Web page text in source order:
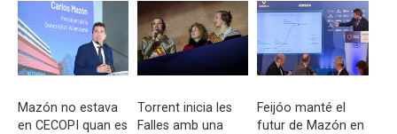
Mazón no estava
en CECOPI quan es
Torrent inicia les
Falles amb una
Feijóo manté el
futur de Mazón en